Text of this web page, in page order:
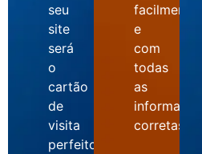
seu
site
será
o
cartão
de
visita
perfeito
facilmente
e
com
todas
as
informações
corretas.